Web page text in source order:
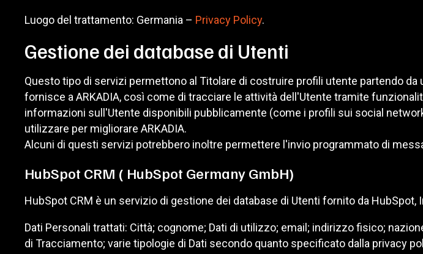
Luogo del trattamento: Germania – Privacy Policy.
Gestione dei database di Utenti
Questo tipo di servizi permettono al Titolare di costruire profili utente partendo
fornisce a ARKADIA, così come di tracciare le attività dell'Utente tramite
informazioni sull'Utente disponibili pubblicamente (come i profili sui social
utilizzare per migliorare ARKADIA.
Alcuni di questi servizi potrebbero inoltre permettere l'invio programmato di
HubSpot CRM ( HubSpot Germany GmbH)
HubSpot CRM è un servizio di gestione dei database di Utenti fornito da HubSpot,
Dati Personali trattati: Città; cognome; Dati di utilizzo; email; indirizzo fisico;
di Tracciamento; varie tipologie di Dati secondo quanto specificato dalla privacy